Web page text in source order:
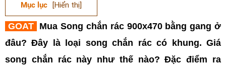
Mục lục [Hiển thị]
GOAT Mua Song chắn rác900x470 bằng gang ở
đâu? Đây là loại song chắn rác có khung. Giá
song chắn rác này như thế nào? Đặc điểm ra